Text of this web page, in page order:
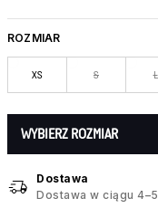
ROZMIAR
XS S L
WYBIERZ ROZMIAR
Dostawa
Dostawa w ciągu